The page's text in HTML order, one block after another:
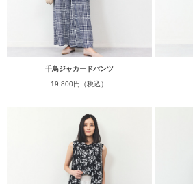
千鳥ジャカードパンツ
19,800円（税込）